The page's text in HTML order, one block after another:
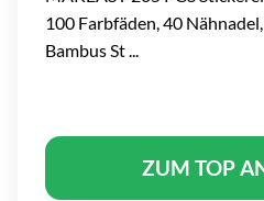
100 Farbfäden, 40
Bambus St ...
ZUM TOP